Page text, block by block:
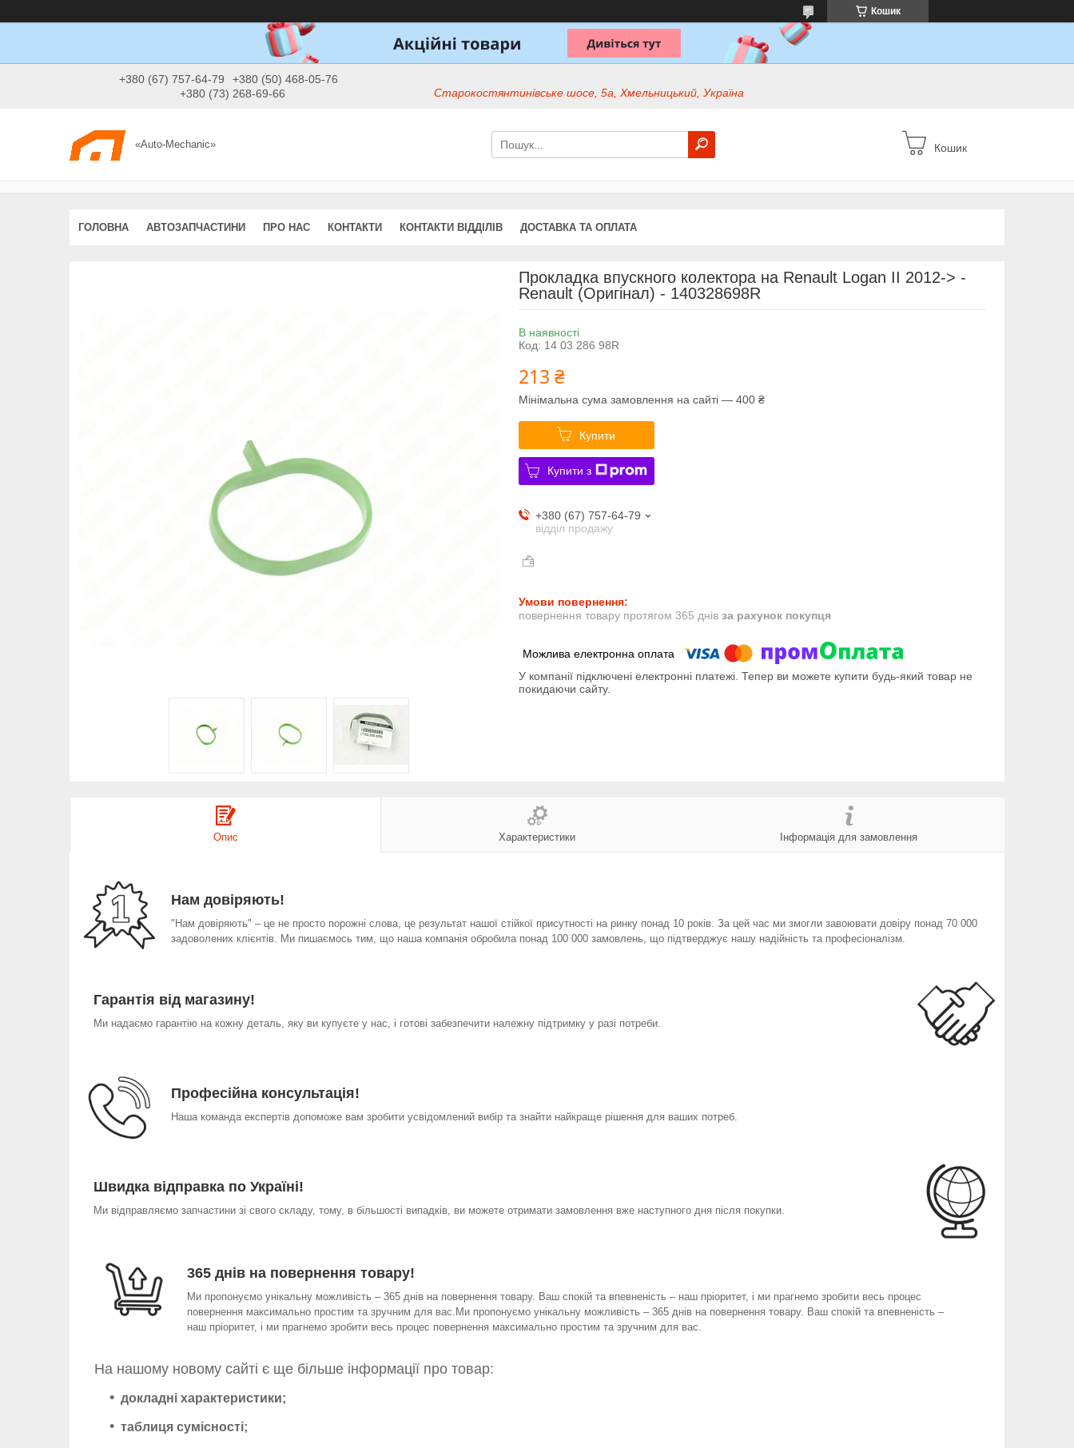
Кошик
+380 (67) 757-64-79
+380 (50) 468-05-76
+380 (73) 268-69-66
Старокостянтинівське шосе, 5а, Хмельницький, Україна
«Auto-Mechanic» Кошик
ГОЛОВНА АВТОЗАПЧАСТИНИ ПРО НАС КОНТАКТИ КОНТАКТИ ВІДДІЛІВ ДОСТАВКА ТА ОПЛАТА
Прокладка впускного колектора на Renault Logan II 2012-> -
Renault (Оригінал) - 140328698R
В наявності
Код: 14 03 286 98R
213 ₴
Мінімальна сума замовлення на сайті — 400 ₴
Купити
Купити з
+380 (67) 757-64-79
відділ продажу
повернення товару протягом 365 днів за рахунок покупця
У компанії підключені електронні платежі. Тепер ви можете купити будь-який товар не
покидаючи сайту.
Опис Характеристики Інформація для замовлення
Нам довіряють!
"Нам довіряють" – це не просто порожні слова, це результат нашої стійкої присутності на ринку понад 10 років. За цей час ми змогли завоювати довіру понад 70 000
задоволених клієнтів. Ми пишаємось тим, що наша компанія обробила понад 100 000 замовлень, що підтверджує нашу надійність та професіоналізм.
Гарантія від магазину!
Ми надаємо гарантію на кожну деталь, яку ви купуєте у нас, і готові забезпечити належну підтримку у разі потреби.
Професійна консультація!
Наша команда експертів допоможе вам зробити усвідомлений вибір та знайти найкраще рішення для ваших потреб.
Швидка відправка по Україні!
Ми відправляємо запчастини зі свого складу, тому, в більшості випадків, ви можете отримати замовлення вже наступного дня після покупки.
365 днів на повернення товару!
Ми пропонуємо унікальну можливість – 365 днів на повернення товару. Ваш спокій та впевненість – наш пріоритет, і ми прагнемо зробити весь процес
повернення максимально простим та зручним для вас.Ми пропонуємо унікальну можливість – 365 днів на повернення товару. Ваш спокій та впевненість –
наш пріоритет, і ми прагнемо зробити весь процес повернення максимально простим та зручним для вас.
На нашому новому сайті є ще більше інформації про товар:
докладні характеристики;
таблиця сумісності;